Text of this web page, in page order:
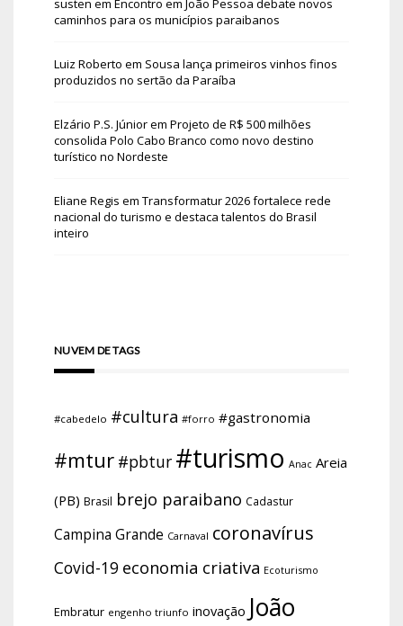
susten em Encontro em João Pessoa debate novos
caminhos para os municípios paraibanos
Luiz Roberto em Sousa lança primeiros vinhos finos
produzidos no sertão da Paraíba
Elzário P.S. Júniorem Projeto de R$ 500 milhões
consolida Polo Cabo Branco como novo destino
turístico no Nordeste
Eliane Regis em Transformatur 2026 fortalece rede
nacional do turismo e destaca talentos do Brasil
inteiro
NUVEM DE TAGS
#cabedelo #cultura #forro #gastronomia
#mtur #pbtur #turismo Anac Areia
(PB) Brasil brejo paraibano Cadastur
Campina Grande Carnaval coronavírus
Covid-19 economia criativa Ecoturismo
Embratur engenho triunfo inovação João